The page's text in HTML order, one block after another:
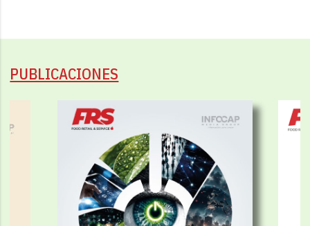
PUBLICACIONES